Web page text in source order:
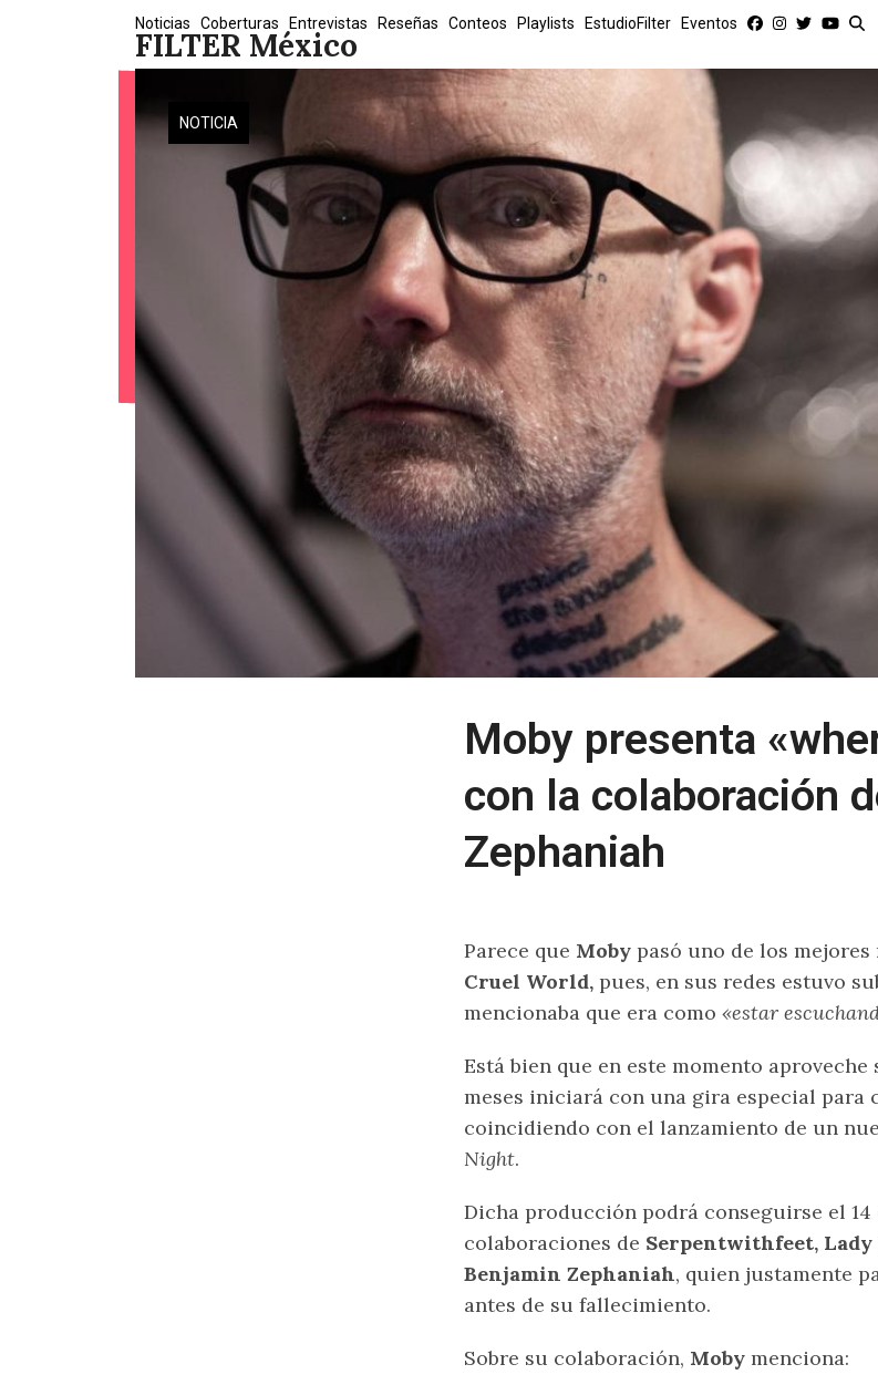
FILTER México
Noticias Coberturas Entrevistas Reseñas Conteos Playlists EstudioFilter Eventos
NOTICIA
Moby presenta
con la colaboración
Zephaniah
Parece que Moby pasó uno de los
Cruel World, pues, en sus redes estuvo
mencionaba que era como «estar
Está bien que en este momento
meses iniciará con una gira especial para
coincidiendo con el lanzamiento de un
Night.
Dicha producción podrá conseguirse el
colaboraciones de Serpentwithfeet, Lady
Benjamin Zephaniah, quien justamente
antes de su fallecimiento.
Sobre su colaboración, Moby menciona: